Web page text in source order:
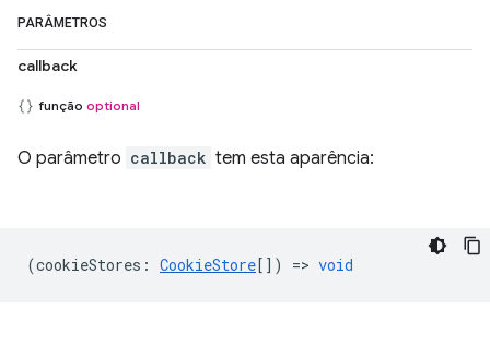
PARÂMETROS
callback
função optional
O parâmetro callback tem esta aparência:
(cookieStores : CookieStore[]) => void